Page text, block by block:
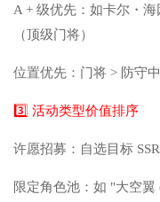
A + 级优先：如卡尔・
（顶级门将）
位置优先：门将 > 防守
3️⃣ 活动类型价值排序
许愿招募：自选目标
限定角色池：如 "大空